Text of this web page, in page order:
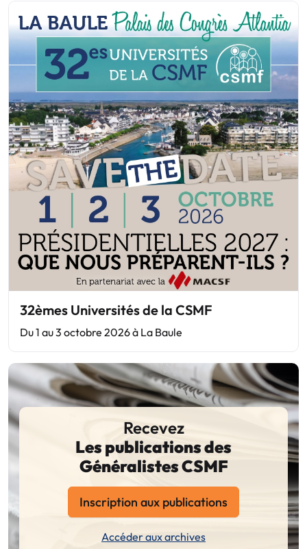
32èmes Universités de la CSMF
Du 1 au 3 octobre 2026 à La Baule
Recevez
Les publications des
Généralistes CSMF
Inscription aux publications
Accéder aux archives